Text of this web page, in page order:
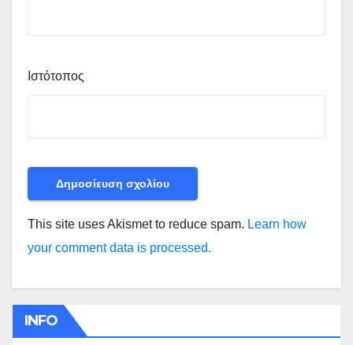
Ιστότοπος
This site uses Akismet to reduce spam. Learn how
your comment data is processed.
INFO